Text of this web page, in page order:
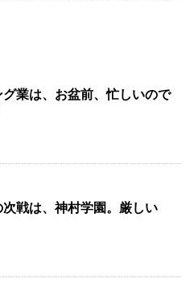
業は、お盆前、忙しいので
戦は、神村学園。厳しい